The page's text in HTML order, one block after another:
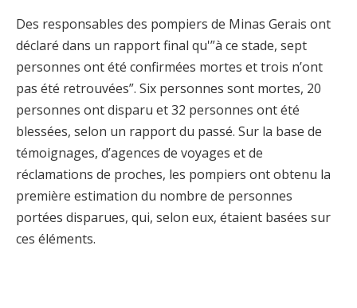
Des responsables des pompiers de Minas Gerais ont
déclaré dans un rapport final qu'”à ce stade, sept
personnes ont été confirmées mortes et trois n’ont
pas été retrouvées”. Six personnes sont mortes, 20
personnes ont disparu et 32 ​​personnes ont été
blessées, selon un rapport du passé. Sur la base de
témoignages, d’agences de voyages et de
réclamations de proches, les pompiers ont obtenu la
première estimation du nombre de personnes
portées disparues, qui, selon eux, étaient basées sur
ces éléments.